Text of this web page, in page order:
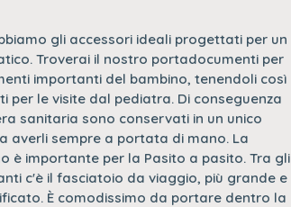
gli accessori ideali progettati per un
Troverai il nostro portadocumenti per
importanti del bambino, tenendoli così
per le visite dal pediatra. Di conseguenza
sanitaria sono conservati in un unico
averli sempre a portata di mano. La
è importante per la Pasito a pasito. Tra gli
c'è il fasciatoio da viaggio, più grande e
È comodissimo da portare dentro la